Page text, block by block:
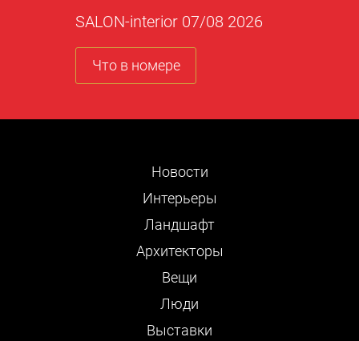
SALON-interior 07/08 2026
Что в номере
Новости
Интерьеры
Ландшафт
Архитекторы
Вещи
Люди
Выставки